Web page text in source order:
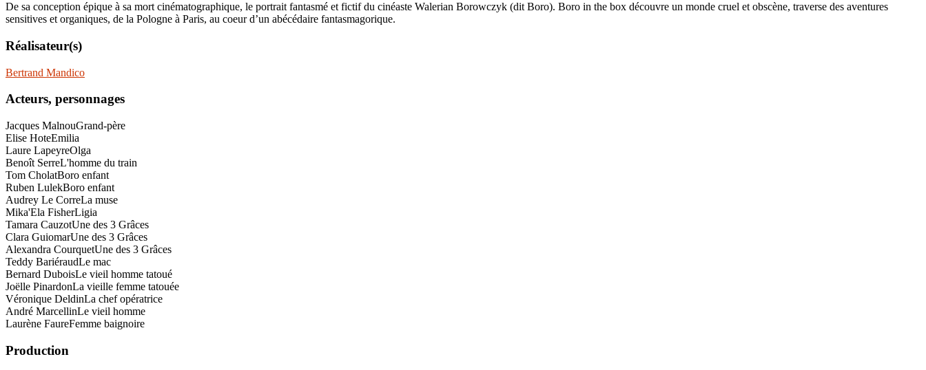
De sa conception épique à sa mort cinématographique, le portrait fantasmé et fictif du cinéaste Walerian Borowczyk (dit Boro). Boro in the box découvre un monde cruel et obscène, traverse des aventures
sensitives et organiques, de la Pologne à Paris, au coeur d’un abécédaire fantasmagorique.
Réalisateur(s)
Bertrand Mandico
Acteurs, personnages
Jacques MalnouGrand-père
Elise HoteEmilia
Laure LapeyreOlga
Benoît SerreL'homme du train
Tom CholatBoro enfant
Ruben LulekBoro enfant
Audrey Le CorreLa muse
Mika'Ela FisherLigia
Tamara CauzotUne des 3 Grâces
Clara GuiomarUne des 3 Grâces
Alexandra CourquetUne des 3 Grâces
Teddy BariéraudLe mac
Bernard DuboisLe vieil homme tatoué
Joëlle PinardonLa vieille femme tatouée
Véronique DeldinLa chef opératrice
André MarcellinLe vieil homme
Laurène FaureFemme baignoire
Production